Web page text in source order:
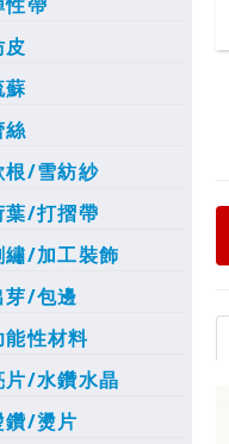
皮
蘇
絲
根/雪紡紗
葉/打摺帶
繡/加工裝飾
芽/包邊
能性材料
片/水鑽水晶
鑽/燙片